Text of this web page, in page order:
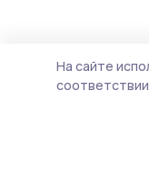
На сайте